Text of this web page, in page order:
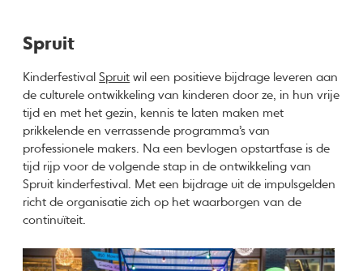
Spruit
KinderfestivalSpruit wil een positieve bijdrage leveren aan
de culturele ontwikkeling van kinderen door ze, in hun vrije
tijd en met het gezin, kennis te laten maken met
prikkelende en verrassende programma’s van
professionele makers. Na een bevlogen opstartfase is de
tijd rijp voor de volgende stap in de ontwikkeling van
Spruit kinderfestival. Met een bijdrage uit de impulsgelden
richt de organisatie zich op het waarborgen van de
continuïteit.